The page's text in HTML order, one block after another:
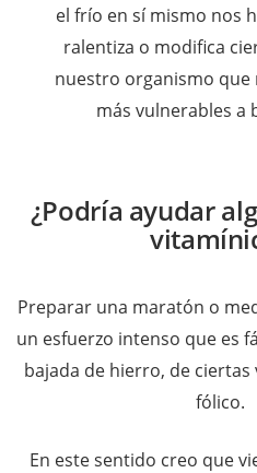
el frío en sí mismo nos
ralentiza o modifica
nuestro organismo que
más vulnerables a
¿Podría ayudar
Preparar una maratón o
un esfuerzo intenso que es
bajada de hierro, de
fólico.
En este sentido creo que